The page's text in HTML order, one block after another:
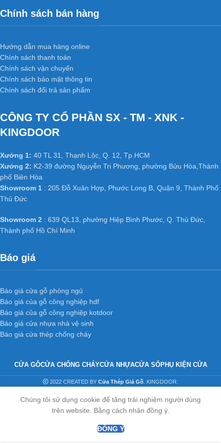
Chính sách bán hàng
Hướng dẫn mua hàng online
Chính sách thanh toán
Chính sách vận chuyển
Chính sách bảo mật thông tin
Chính sách đổi trả sản phẩm
CÔNG TY CỔ PHẦN SX - TM - XNK -
KINGDOOR
Xưởng 1: 40 TL 31, Thạnh Lộc, Q. 12, Tp.HCM
Xưởng 2: K2-39 đường Nguyễn Tri Phương, phường Bửu Hòa,Thành
phố Biên Hòa
Showroom 1 : 205 Đỗ Xuân Hợp, Phước Long B, Quận 9, Thành Phố
Thủ Đức
Showroom 2 : 639 QL13, phường Hiệp Bình Phước, Q. Thủ Đức,
Thành phố Hồ Chí Minh
Báo giá
Báo giá cửa gỗ phòng ngủ
Báo giá của gỗ công nghiệp hdf
Báo giá của gỗ công nghiệp kotdoor
Báo giá cửa nhựa nhà vệ sinh
Báo giá cửa thép chống cháy
CỬA GỖCỬA CHỐNG CHÁYCỬA NHỰACỬA SỔPHỤ KIỆN CỬA
2022 CREATED BY Cửa Thép Giả Gỗ . KINGDOOR.
Chúng tôi sử dụng cookie để tăng trải nghiệm người dùng
trên website. Bằng cách nhân đồng ý.
ĐỒNG Ý